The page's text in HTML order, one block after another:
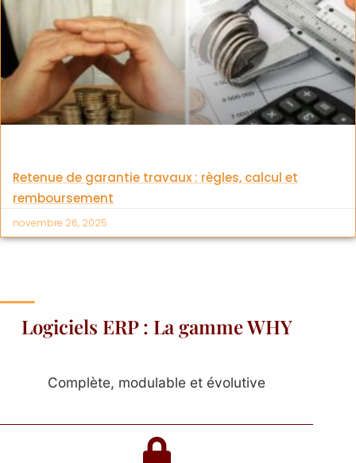
Retenue de garantie travaux : règles, calcul et
remboursement
novembre 26, 2025
Logiciels ERP : La gamme WHY
Complète, modulable et évolutive